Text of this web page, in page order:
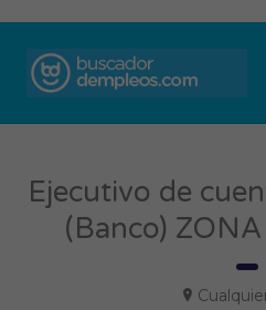
Ejecutivo de
(Banco)